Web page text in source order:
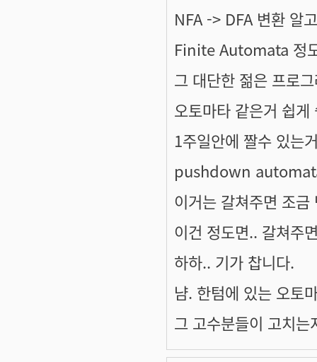
NFA -> DFA 변환 알
Finite Automata 정
그 대단한 젊은 프로
오토마타 같은거 쉽
1주일안에 짤수 있는
pushdown
이거는 갈쳐주면 조
이건 정도면.. 갈쳐주
하하.. 기가 찹니다.
냠. 한텀에 있는 오토
그 고수분들이 고치는